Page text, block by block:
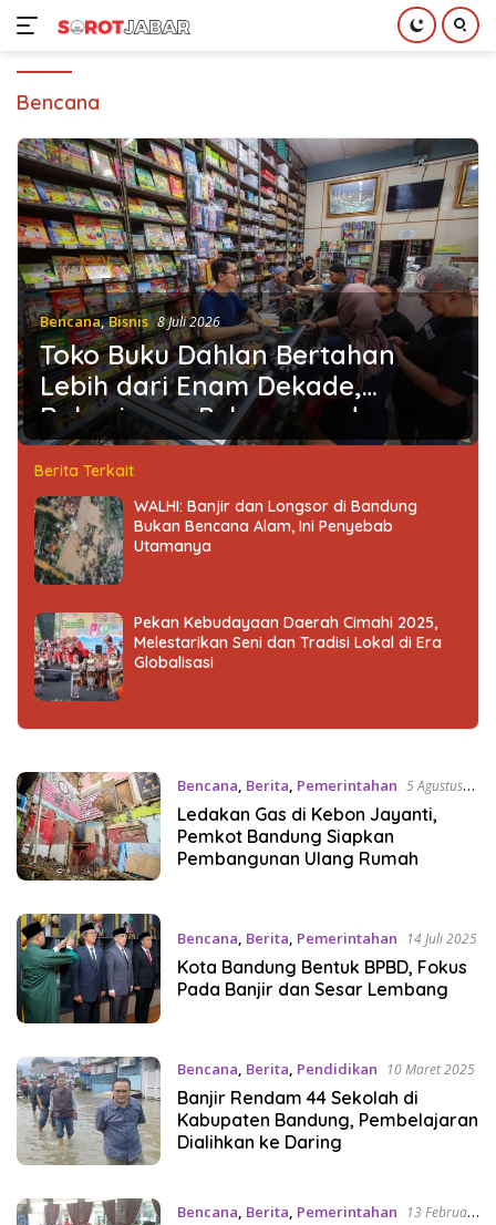
konten
Bencana
Bencana,Bisnis 8 Juli 2026
Toko Buku Dahlan Bertahan
Lebih dari Enam Dekade,
Rahasianya Pelayanan dan
Konsistensi
Berita Terkait
WALHI: Banjir dan Longsor di Bandung
Bukan Bencana Alam, Ini Penyebab
Utamanya
Pekan Kebudayaan Daerah Cimahi 2025,
Melestarikan Seni dan Tradisi Lokal di Era
Globalisasi
Bencana Berita Pemerintahan 5 Agustus
2025
Ledakan Gas di Kebon Jayanti,
Pemkot Bandung Siapkan
Pembangunan Ulang Rumah
Bencana, Berita, Pemerintahan 14 Juli 2025
Kota Bandung Bentuk BPBD, Fokus
Pada Banjir dan Sesar Lembang
Bencana, Berita, Pendidikan 10 Maret 2025
Banjir Rendam 44 Sekolah di
Kabupaten Bandung, Pembelajaran
Dialihkan ke Daring
Bencana, Berita, Pemerintahan
13 Februari